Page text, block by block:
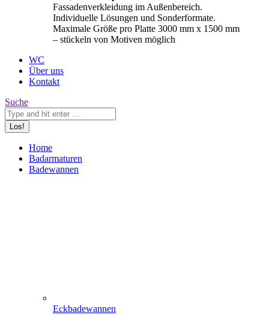
Fassadenverkleidung im Außenbereich.
Individuelle Lösungen und Sonderformate.
Maximale Größe pro Platte 3000 mm x 1500 mm
– stückeln von Motiven möglich
WC
Über uns
Kontakt
Search:
Suche
Home
Badarmaturen
Badewannen
Eckbadewannen